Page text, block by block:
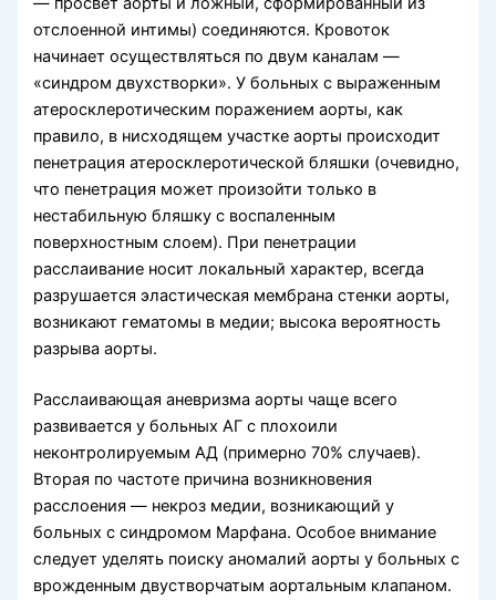
отслоенной интимы) соединяются. Кровоток
начинает осуществляться по двум каналам —
«синдром двухстворки». У больных с выраженным
атеросклеротическим поражением аорты, как
правило, в нисходящем участке аорты происходит
пенетрация атеросклеротической бляшки (очевидно,
что пенетрация может произойти только в
нестабильную бляшку с воспаленным
поверхностным слоем). При пенетрации
расслаивание носит локальный характер, всегда
разрушается эластическая мембрана стенки аорты,
возникают гематомы в медии; высока вероятность
разрыва аорты.
Расслаивающая аневризма аорты чаще всего
развивается у больных АГ с плохоили
неконтролируемым АД (примерно 70% случаев).
Вторая по частоте причина возникновения
расслоения — некроз медии, возникающий у
больных с синдромом Марфана. Особое внимание
следует уделять поиску аномалий аорты у больных с
врожденным двустворчатым аортальным клапаном.